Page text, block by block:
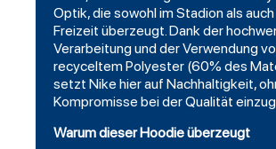
Optik, die sowohl im Stadion als
Freizeit überzeugt. Dank der
Verarbeitung und der Verwendung
recyceltem Polyester (60% des
setzt Nike hier auf Nachhaltigkeit,
Kompromisse bei der Qualität
Warum dieser Hoodie überzeugt